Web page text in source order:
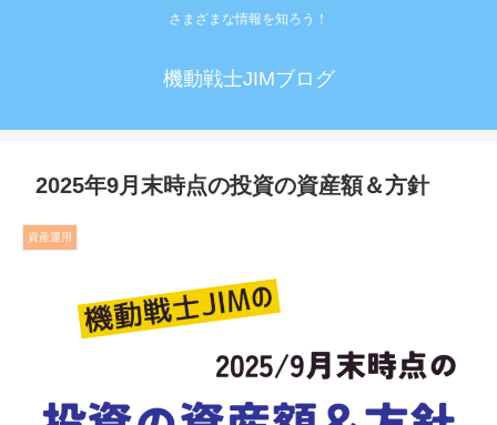
さまざまな情報を知ろう！
機動戦士JIMブログ
2025年9月末時点の投資の資産額＆方針
資産運用